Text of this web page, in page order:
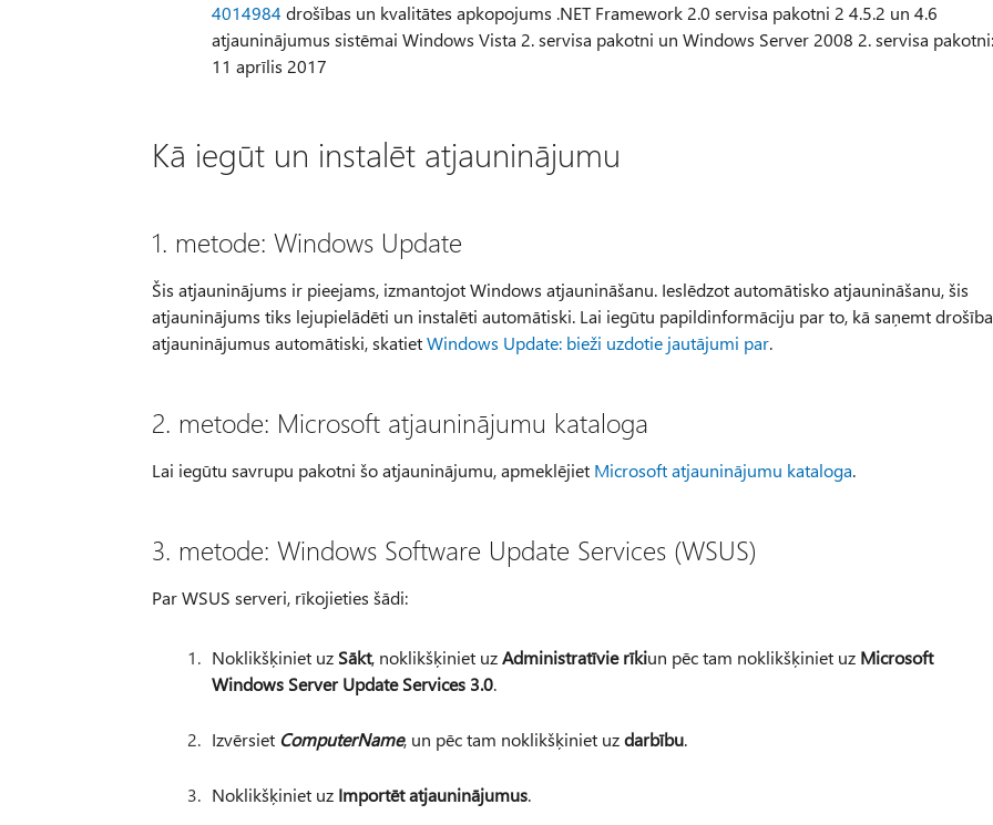
4014984 drošības un kvalitātes apkopojums .NET Framework 2.0 servisa pakotni 2 4.5.2 un 4.6
atjauninājumus sistēmai Windows Vista 2. servisa pakotni un Windows Server 2008 2. servisa pakotni:
11 aprīlis 2017
Kā iegūt un instalēt atjauninājumu
1. metode: Windows Update
Šis atjauninājums ir pieejams, izmantojot Windows atjaunināšanu. Ieslēdzot automātisko atjaunināšanu, šis
atjauninājums tiks lejupielādēti un instalēti automātiski. Lai iegūtu papildinformāciju par to, kā saņemt
atjauninājumus automātiski, skatietWindows Update: bieži uzdotie jautājumi par.
2. metode: Microsoft atjauninājumu kataloga
Lai iegūtu savrupu pakotni šo atjauninājumu, apmeklējiet Microsoft atjauninājumu kataloga.
3. metode: Windows Software Update Services (WSUS)
Par WSUS serveri, rīkojieties šādi:
Noklikšķiniet uz Sākt, noklikšķiniet uzAdministratīvie rīkiun pēc tam noklikšķiniet uz Microsoft
Windows Server Update Services 3.0.
Izvērsiet ComputerName, un pēc tam noklikšķiniet uzdarbību.
Noklikšķiniet uz Importēt atjauninājumus.